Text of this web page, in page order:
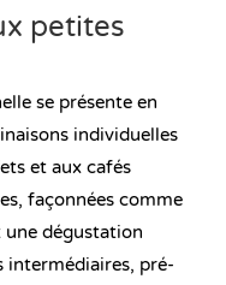
petites
se présente en
individuelles
et aux cafés
façonnées comme
dégustation
intermédiaires, pré-